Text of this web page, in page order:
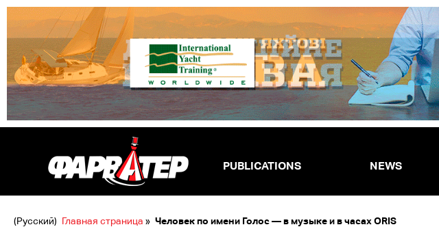
PUBLICATIONS NEWS
(Русский) Главная страница » Человек по имени Голос — в музыке и в часах ORIS